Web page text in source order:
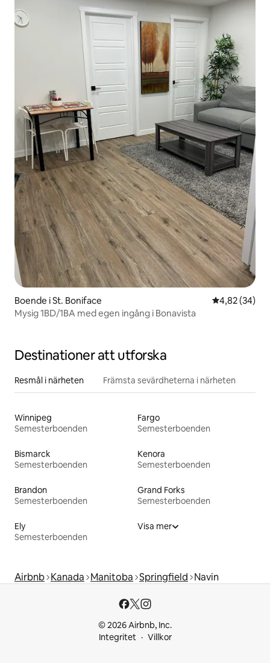
Boende i St. Boniface 4,82 av 5 i
4,82 (34)
Mysig 1BD/1BA med egen ingång i Bonavista
Destinationer att utforska
Resmål i närheten Främsta sevärdheterna i närheten
Winnipeg
Semesterboenden
Fargo
Semesterboenden
Bismarck
Semesterboenden
Kenora
Semesterboenden
Brandon
Semesterboenden
Grand Forks
Semesterboenden
Ely
Semesterboenden
Visa mer
Airbnb Kanada Manitoba Springfield Navin
© 2026 Airbnb, Inc.
Integritet
Villkor